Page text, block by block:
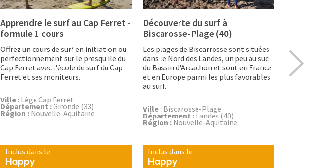
Apprendre le surf au Cap Ferret -
formule 1 cours
Offrez un cours de surf en initiation ou
perfectionnement sur le presqu'ile du
Cap Ferret avec l'école de surf du Cap
Ferret et ses moniteurs.
Ville : Lège Cap Ferret
Département :Gironde (33)
Région : Nouvelle-Aquitaine
Inclus dans le
Happy
Découverte du surf à
Biscarosse-Plage (40)
Les plages de Biscarrosse sont situées
dans le Nord des Landes, un peu au sud
du Bassin d'Arcachon et sont en France
et en Europe parmi les plus favorables
au surf.
Ville : Biscarosse-Plage
Département : Landes (40)
Région : Nouvelle-Aquitaine
Inclus dans le
Happy
Surf
accueille